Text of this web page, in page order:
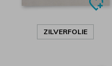
ZILVERFOLIE